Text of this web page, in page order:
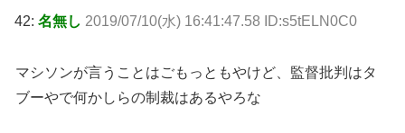
42: 名無し 2019/07/10(水) 16:41:47.58 ID:s5tELN0C0
マシソンが言うことはごもっともやけど、監督批判はタ
ブーやで何かしらの制裁はあるやろな